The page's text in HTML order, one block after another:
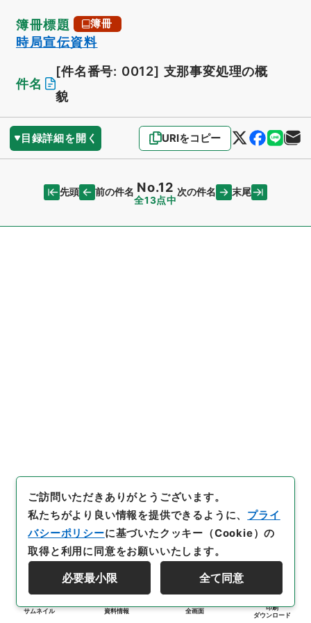
簿冊標題 簿冊
時局宣伝資料
件名
[件名番号: 0012] 支那事変処理の概
貌
目録詳細を開く URIをコピー
先頭 前の件名 No.12
全13点中
次の件名 末尾
サムネイル 資料情報 全画面
印刷
ダウンロード
ご訪問いただきありがとうございます。
私たちがより良い情報を提供できるように、 プライ
バシーポリシーに基づいたクッキー（Cookie）の
取得と利用に同意をお願いいたします。
必要最小限 全て同意